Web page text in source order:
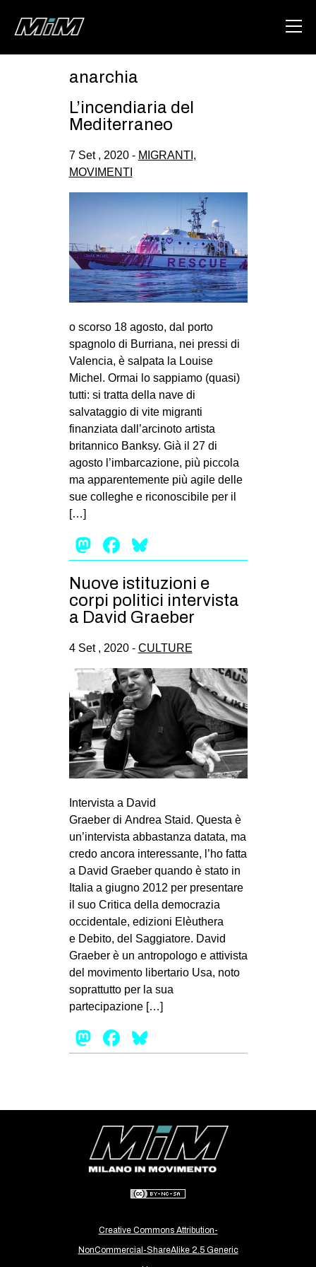
ABOUT
AREA
DEGENERAZIONE
GAZA FREESTYLE
CSOA LAMBRETTA
MSM
STUDENTI TSUNAMI
ZAM
MILANO
MOBILITAZIONI
SPAZI
SPORT POPOLARE
MOVIMENTI
AMBIENTE
ANTIFASCISMO
DIRITTO ALL’ABITARE
MIGRAZIONI
REPRESSIONE
STUDENTI
CULTURE
ARTE
CINEMA
MANIFESTI
RECENSIONI
INTERNAZIONALE
AFRICA
ESTREMO ORIENTE
EUROPA
MEDIO ORIENTE
MONDO
EVENTI
ms
SEARCH
anarchia
L’incendiaria del
Mediterraneo
7 Set , 2020 - MIGRANTI ,
MOVIMENTI
o scorso 18 agosto, dal porto
spagnolo di Burriana, nei pressi di
Valencia, è salpata la Louise
Michel. Ormai lo sappiamo (quasi)
tutti: si tratta della nave di
salvataggio di vite migranti
finanziata dall’arcinoto artista
britannico Banksy. Già il 27 di
agosto l’imbarcazione, più piccola
ma apparentemente più agile delle
sue colleghe e riconoscibile per il
[…]
Mastodon
Facebook
Nuove istituzioni e
corpi politici intervista
a David Graeber
4 Set , 2020 - CULTURE
Intervista a David
Graeber di Andrea Staid. Questa è
un’intervista abbastanza datata, ma
credo ancora interessante, l’ho fatta
a David Graeber quando è stato in
Italia a giugno 2012 per presentare
il suo Critica della democrazia
occidentale, edizioni Elèuthera
e Debito, del Saggiatore. David
Graeber è un antropologo e attivista
del movimento libertario Usa, noto
soprattutto per la sua
partecipazione […]
Mastodon
Facebook
Creative Commons Attribution-
NonCommercial-ShareAlike 2.5 Generic